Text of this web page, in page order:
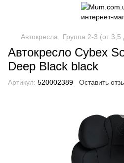
Автокресла Группа 2-3 (от 3,5
Автокресло Cybex
Deep Black black
Артикул: 520002389 Оставить